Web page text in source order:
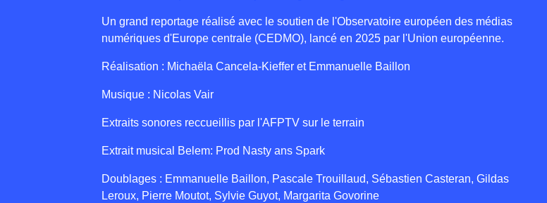
Un grand reportage réalisé avec le soutien de l'Observatoire européen des médias
numériques d'Europe centrale (CEDMO), lancé en 2025 par l'Union européenne.
Réalisation : Michaëla Cancela-Kieffer et Emmanuelle Baillon
Musique : Nicolas Vair
Extraits sonores reccueillis par l'AFPTV sur le terrain
Extrait musical Belem: Prod Nasty ans Spark
Doublages : Emmanuelle Baillon, Pascale Trouillaud, Sébastien Casteran, Gildas
Leroux, Pierre Moutot, Sylvie Guyot, Margarita Govorine